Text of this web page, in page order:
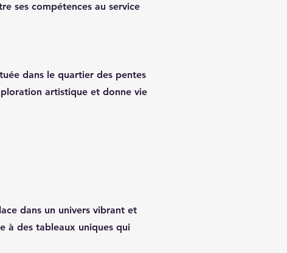
ses compétences au service
dans le quartier des pentes
artistique et donne vie
dans un univers vibrant et
à des tableaux uniques qui